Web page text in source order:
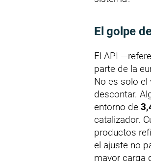
El golpe
El API
parte de la
No es solo el
descontar.
entorno de
catalizador.
productos
el ajuste no
mayor carga